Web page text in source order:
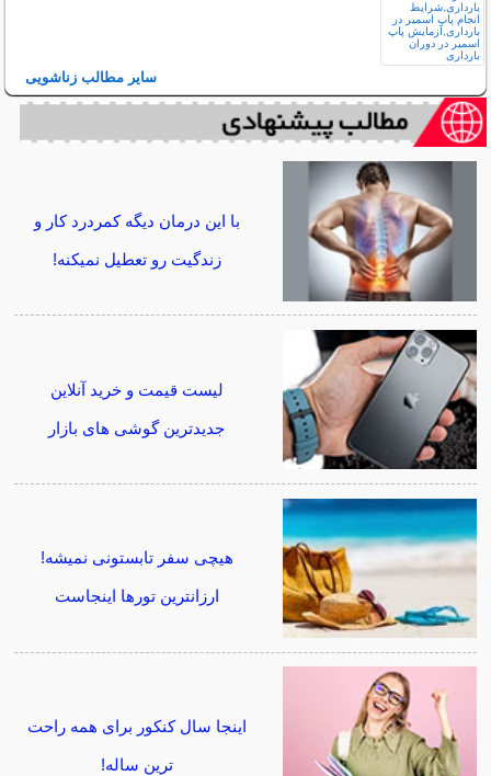
سایر مطالب زناشویی
با این درمان دیگه کمردرد کار و
زندگیت رو تعطیل نمیکنه!
لیست قیمت و خرید آنلاین
جدیدترین گوشی های بازار
هیچی سفر تابستونی نمیشه!
ارزانترین تورها اینجاست
اینجا سال کنکور برای همه راحت
ترین ساله!